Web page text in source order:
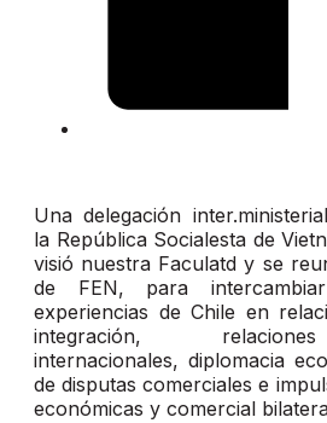
Una delegación
la República Socialesta de
visió nuestra Faculatd y se
de FEN, para
experiencias de Chile en
integración,
internacionales, diplomacia
de disputas comerciales e
económicas y comercial